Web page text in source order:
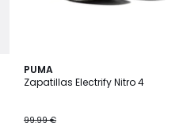
PUMA
Zapatillas Electrify Nitro 4
99.99 €